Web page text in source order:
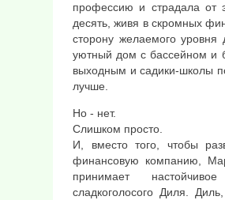
профессию и страдала от
десять, живя в скромных
сторону желаемого
уютный дом с бассейном и
выходным и садики-школы
лучше.
Но - нет.
Слишком просто.
И, вместо того, чтобы
финансовую компанию,
принимает
сладкоголосого Диля.